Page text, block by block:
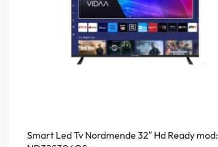
Smart Led Tv Nordmende 32″ Hd Ready mod: